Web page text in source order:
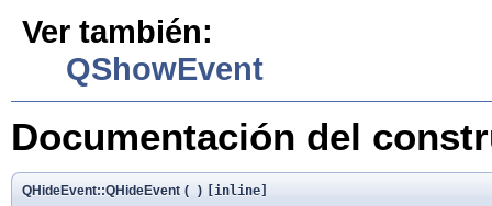
Ver también:
QShowEvent
Documentación del
QHideEvent::QHideEvent ( ) [inline]